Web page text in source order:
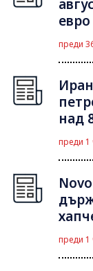
преди
над
преди 1
преди 1